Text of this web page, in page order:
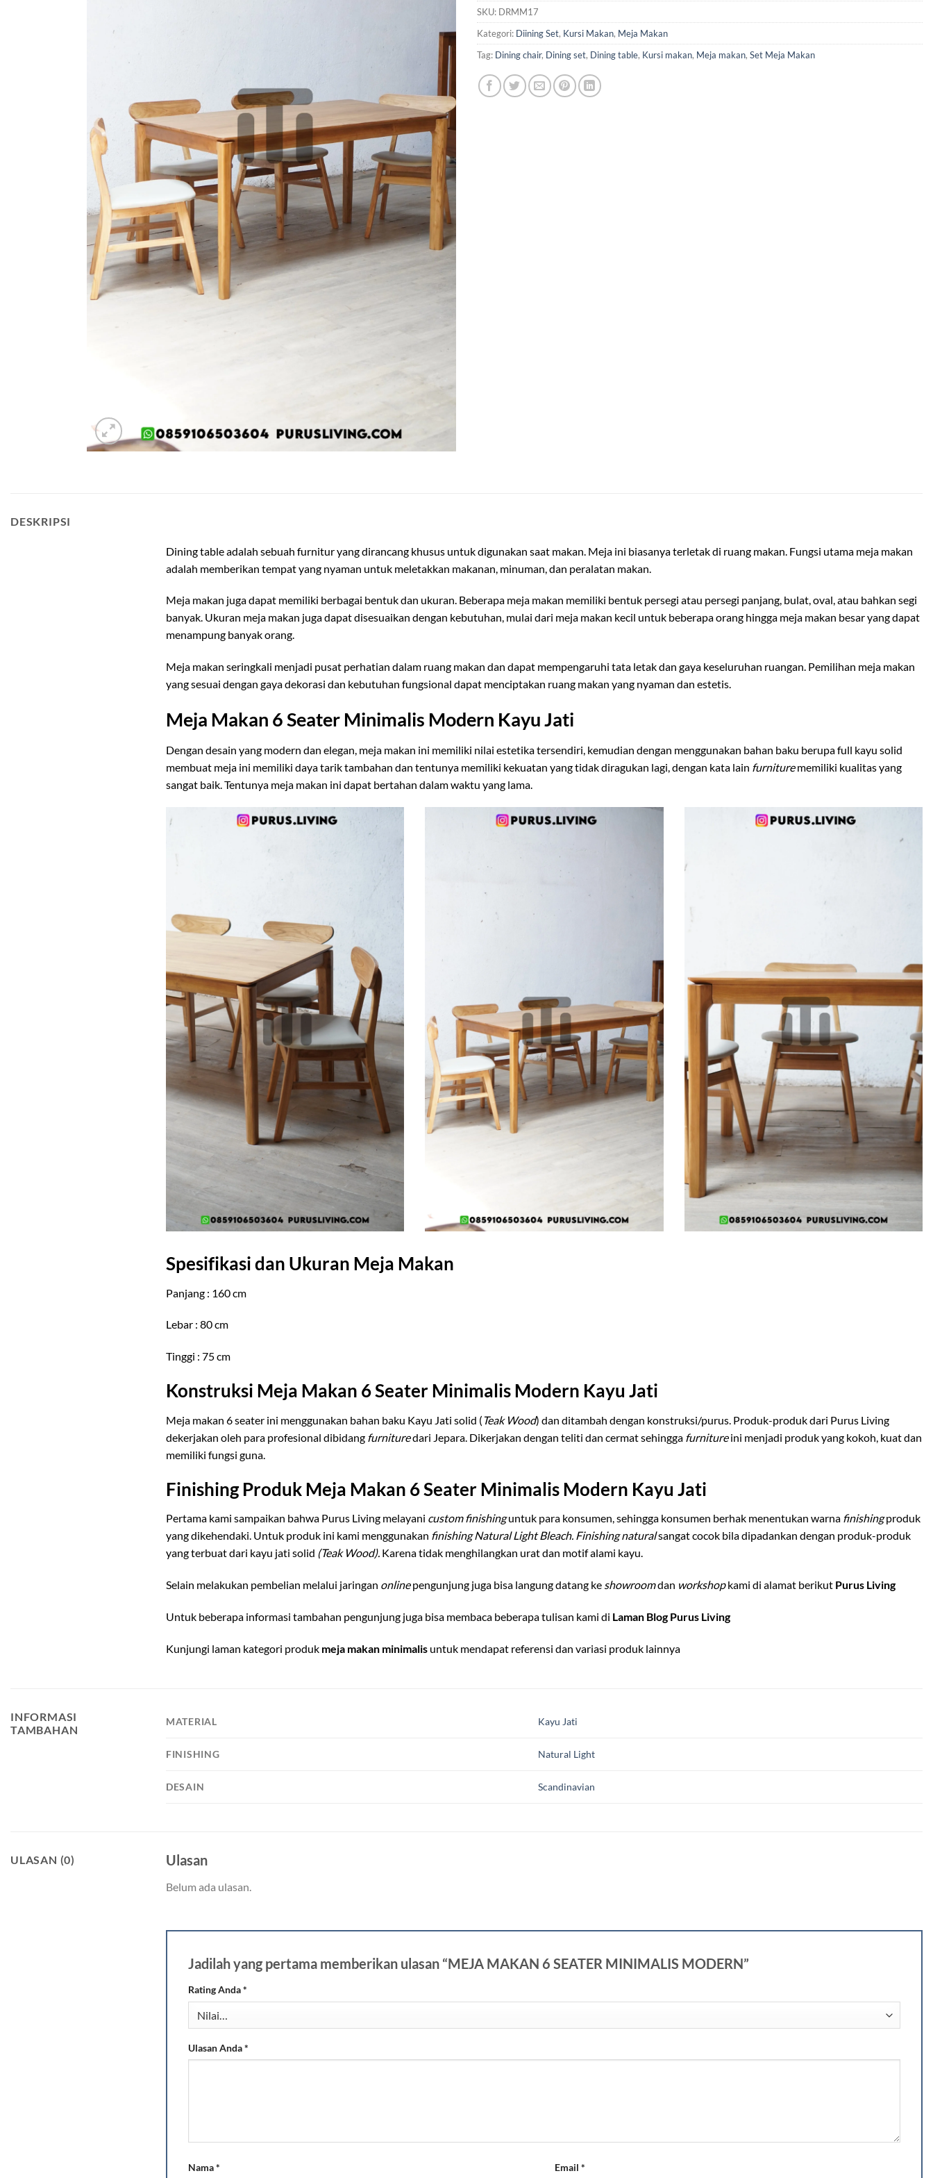
SKU: DRMM17
Kategori: Diining Set, Kursi Makan, Meja Makan
Tag: Dining chair, Dining set, Dining table, Kursi makan, Meja makan, Set Meja Makan
DESKRIPSI
Dining table adalah sebuah furnitur yang dirancang khusus untuk digunakan saat makan. Meja ini biasanya terletak di ruang makan. Fungsi utama meja makan
adalah memberikan tempat yang nyaman untuk meletakkan makanan, minuman, dan peralatan makan.
Meja makan juga dapat memiliki berbagai bentuk dan ukuran. Beberapa meja makan memiliki bentuk persegi atau persegi panjang, bulat, oval, atau bahkan segi
banyak. Ukuran meja makan juga dapat disesuaikan dengan kebutuhan, mulai dari meja makan kecil untuk beberapa orang hingga meja makan besar yang dapat
menampung banyak orang.
Meja makan seringkali menjadi pusat perhatian dalam ruang makan dan dapat mempengaruhi tata letak dan gaya keseluruhan ruangan. Pemilihan meja makan
yang sesuai dengan gaya dekorasi dan kebutuhan fungsional dapat menciptakan ruang makan yang nyaman dan estetis.
Meja Makan 6 Seater Minimalis Modern Kayu Jati
Dengan desain yang modern dan elegan, meja makan ini memiliki nilai estetika tersendiri, kemudian dengan menggunakan bahan baku berupa full kayu solid
membuat meja ini memiliki daya tarik tambahan dan tentunya memiliki kekuatan yang tidak diragukan lagi, dengan kata lain furniturememiliki kualitas yang
sangat baik. Tentunya meja makan ini dapat bertahan dalam waktu yang lama.
Spesifikasi dan Ukuran Meja Makan
Panjang : 160 cm
Lebar : 80 cm
Tinggi : 75 cm
Konstruksi Meja Makan 6 Seater Minimalis Modern Kayu Jati
Meja makan 6 seater ini menggunakan bahan baku Kayu Jati solid (Teak Wood) dan ditambah dengan konstruksi/purus. Produk-produk dari Purus Living
dekerjakan oleh para profesional dibidang furnituredari Jepara. Dikerjakan dengan teliti dan cermat sehingga furnitureini menjadi produk yang kokoh, kuat dan
memiliki fungsi guna.
Finishing Produk Meja Makan 6 Seater Minimalis Modern Kayu Jati
Pertama kami sampaikan bahwa Purus Living melayani custom finishinguntuk para konsumen, sehingga konsumen berhak menentukan warna finishingproduk
yang dikehendaki. Untuk produk ini kami menggunakan finishing Natural Light Bleach. Finishing naturalsangat cocok bila dipadankan dengan produk-produk
yang terbuat dari kayu jati solid (Teak Wood). Karena tidak menghilangkan urat dan motif alami kayu.
Selain melakukan pembelian melalui jaringan onlinepengunjung juga bisa langung datang ke showroomdan workshopkami di alamat berikut Purus Living
Untuk beberapa informasi tambahan pengunjung juga bisa membaca beberapa tulisan kami di Laman Blog Purus Living
Kunjungi laman kategori produk meja makan minimalis untuk mendapat referensi dan variasi produk lainnya
INFORMASI
TAMBAHAN
MATERIAL Kayu Jati
FINISHING Natural Light
DESAIN Scandinavian
ULASAN (0) Ulasan
Belum ada ulasan.
Jadilah yang pertama memberikan ulasan “MEJA MAKAN 6 SEATER MINIMALIS MODERN”
Rating Anda*
Ulasan Anda*
Nama* Email *